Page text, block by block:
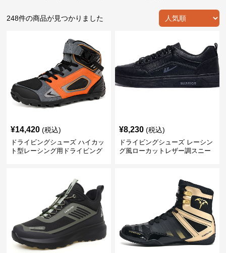
248件の商品が見つかりました
¥14,420 (税込)
ドライビングシューズ ハイカッ
ト型レーシング用ドライビング
¥8,230 (税込)
ドライビングシューズ レーシン
グ風ローカットレザー調スニー